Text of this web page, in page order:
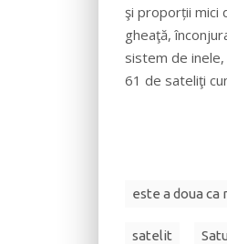
şi proporții mici
gheaţă,
sistem de
61 de sateliţi
este a doua
satelit